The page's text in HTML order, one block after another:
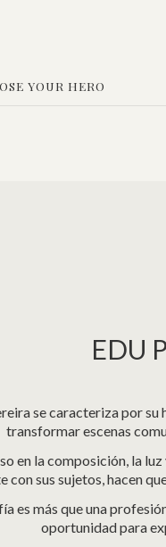
YOUR HERO
EDU
se caracteriza por
transformar escenas
en la composición, la
con sus sujetos, hacen
es más que una
oportunidad para